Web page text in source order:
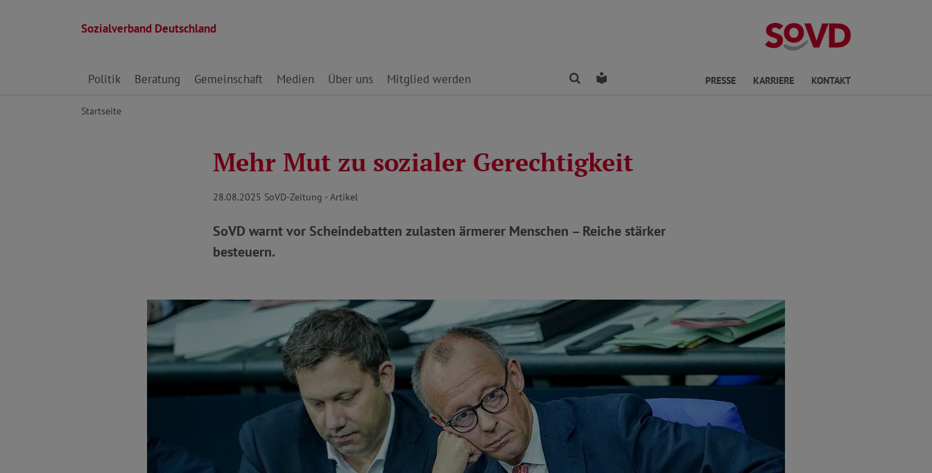
Sozialverband Deutschland
Direkt zu den Inhalten springen
Politik Beratung Gemeinschaft Medien Über uns Mitglied werden FindenLeichte Sprache PRESSE KARRIERE KONTAKT
Startseite
Mehr Mut zu sozialer Gerechtigkeit
28.08.2025 SoVD-Zeitung - Artikel
SoVD warnt vor Scheindebatten zulasten ärmerer Menschen – Reiche stärker
besteuern.